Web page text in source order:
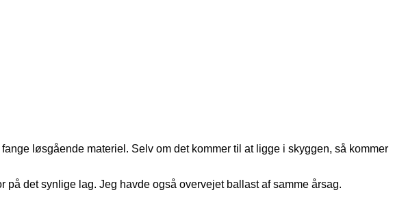
løsgående materiel. Selv om det kommer til at ligge i skyggen, så kommer
det synlige lag. Jeg havde også overvejet ballast af samme årsag.